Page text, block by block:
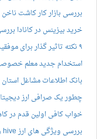
بررسی بازار کار کاشت ناخن
خرید بیزینس در کانادا
۹ نکته تاثیر گذار برای موفقیت در مصاحبه کاری آنلاین
استخدام جدید معلم
بانک اطلاعات مشاغل استان
چطور یک صرافی ارز
خواب کافی اولین قدم در
بررسی ویژگی های ارز hive و مزایا و معایب آن